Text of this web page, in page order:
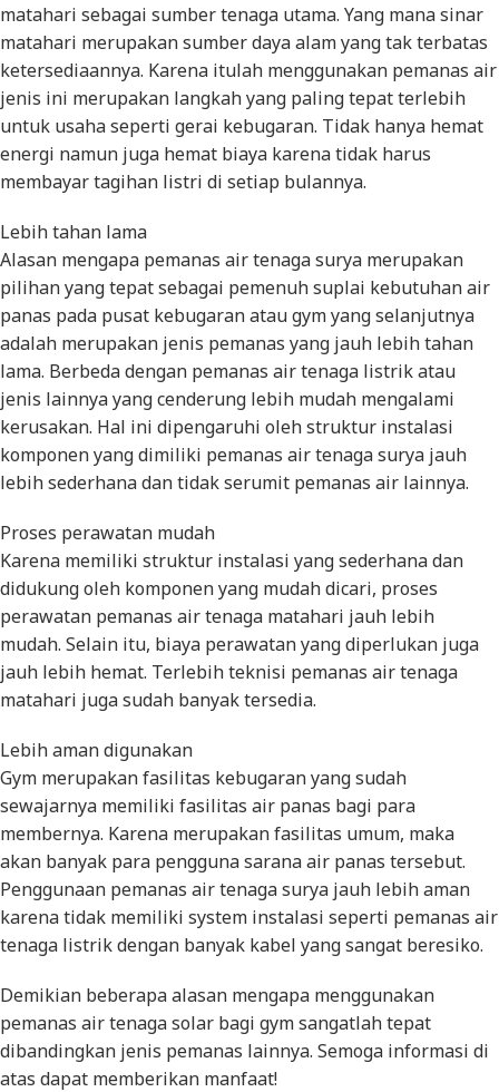
matahari sebagai sumber tenaga utama. Yang mana sinar
matahari merupakan sumber daya alam yang tak terbatas
ketersediaannya. Karena itulah menggunakan pemanas air
jenis ini merupakan langkah yang paling tepat terlebih
untuk usaha seperti gerai kebugaran. Tidak hanya hemat
energi namun juga hemat biaya karena tidak harus
membayar tagihan listri di setiap bulannya.
Lebih tahan lama
Alasan mengapa pemanas air tenaga surya merupakan
pilihan yang tepat sebagai pemenuh suplai kebutuhan air
panas pada pusat kebugaran atau gym yang selanjutnya
adalah merupakan jenis pemanas yang jauh lebih tahan
lama. Berbeda dengan pemanas air tenaga listrik atau
jenis lainnya yang cenderung lebih mudah mengalami
kerusakan. Hal ini dipengaruhi oleh struktur instalasi
komponen yang dimiliki pemanas air tenaga surya jauh
lebih sederhana dan tidak serumit pemanas air lainnya.
Proses perawatan mudah
Karena memiliki struktur instalasi yang sederhana dan
didukung oleh komponen yang mudah dicari, proses
perawatan pemanas air tenaga matahari jauh lebih
mudah. Selain itu, biaya perawatan yang diperlukan juga
jauh lebih hemat. Terlebih teknisi pemanas air tenaga
matahari juga sudah banyak tersedia.
Lebih aman digunakan
Gym merupakan fasilitas kebugaran yang sudah
sewajarnya memiliki fasilitas air panas bagi para
membernya. Karena merupakan fasilitas umum, maka
akan banyak para pengguna sarana air panas tersebut.
Penggunaan pemanas air tenaga surya jauh lebih aman
karena tidak memiliki system instalasi seperti pemanas air
tenaga listrik dengan banyak kabel yang sangat beresiko.
Demikian beberapa alasan mengapa menggunakan
pemanas air tenaga solar bagi gym sangatlah tepat
dibandingkan jenis pemanas lainnya. Semoga informasi di
atas dapat memberikan manfaat!